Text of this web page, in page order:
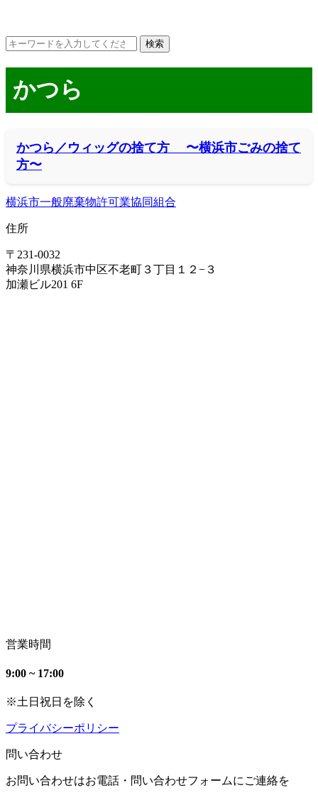
かつら
かつら／ウィッグの捨て方 〜横浜市ごみの捨て
方〜
横浜市一般廃棄物許可業協同組合
住所
〒231-0032
神奈川県横浜市中区不老町３丁目１２−３
加瀬ビル201 6F
営業時間
9:00 ~ 17:00
※土日祝日を除く
プライバシーポリシー
問い合わせ
お問い合わせはお電話・問い合わせフォームにご連絡を